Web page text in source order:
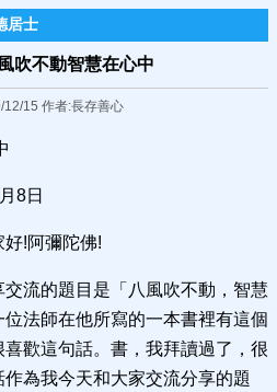
居士
吹不動智慧在心中
12/15 作者:長存善心
8日
!阿彌陀佛!
流的題目是「八風吹不動，智慧
法師在他所寫的一本書裡有這個
歡這句話。書，我拜讀過了，很
為我今天和大家交流分享的題